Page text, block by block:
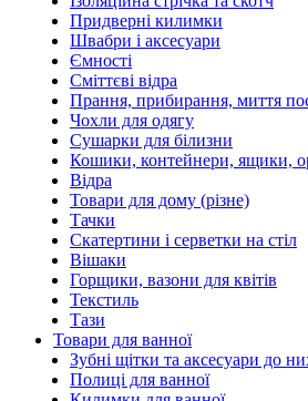
Придверні килимки
Швабри і аксесуари
Ємності
Сміттєві відра
Прання, прибирання, миття
Чохли для одягу
Сушарки для білизни
Кошики, контейнери, ящики,
Відра
Товари для дому (різне)
Тачки
Скатертини і серветки на стіл
Вішаки
Горщики, вазони для квітів
Текстиль
Тази
Товари для ванної
Зубні щітки та аксесуари до
Полиці для ванної